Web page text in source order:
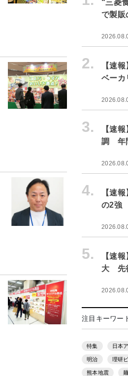
“三菱
で製
2.
【速
ベーカ
3.
【速
調 年
4.
【速
の2強
5.
【速
大 先
注目キーワー
特集 日本
明治 理研
熊本地震 麺